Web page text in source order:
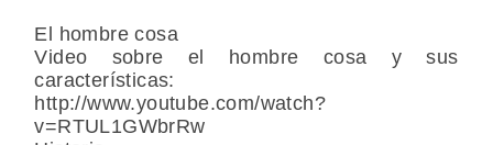
El hombre cosa
Video sobre el hombre cosa y sus
características:
http://www.youtube.com/watch?
v=RTUL1GWbrRw